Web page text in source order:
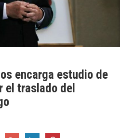
encarga estudio de
el traslado del